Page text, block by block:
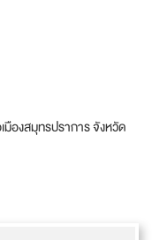
องสมุทรปราการ จังหวัด